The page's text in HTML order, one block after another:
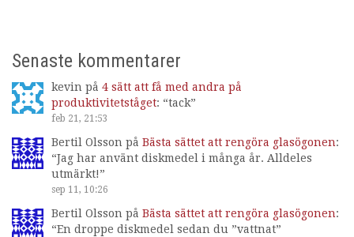
Senaste kommentarer
kevin på 4 sätt att få med andra på
produktivitetståget: “tack”
feb 21, 21:53
Bertil Olsson på Bästa sättet att rengöra glasögonen:
“Jag har använt diskmedel i många år. Alldeles
utmärkt!”
sep 11, 10:26
Bertil Olsson på Bästa sättet att rengöra glasögonen:
“En droppe diskmedel sedan du ”vattnat”